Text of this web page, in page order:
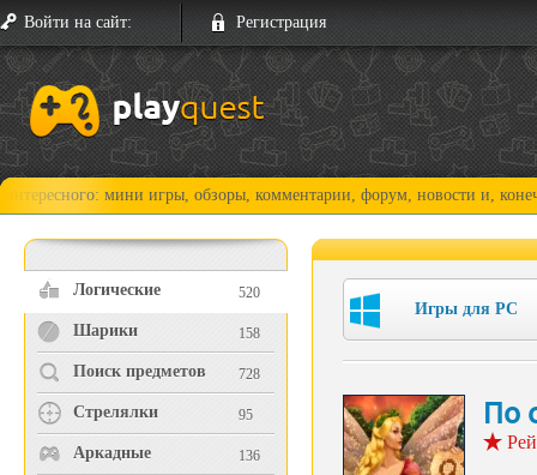
Войти на сайт: Регистрация
мини игры, обзоры, комментарии, форум, новости и, конечно,
Логические 520
Шарики 158
Поиск предметов 728
Стрелялки 95
Аркадные 136
Игры для PC
По